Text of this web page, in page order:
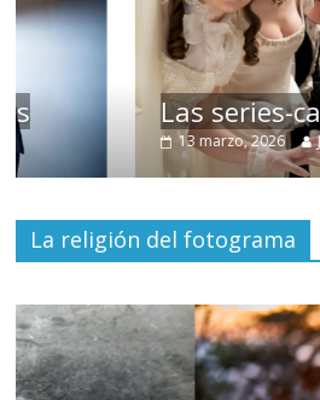
Las series-caramelos
13 marzo, 2026 Julio Martínez
La religión del fotograma